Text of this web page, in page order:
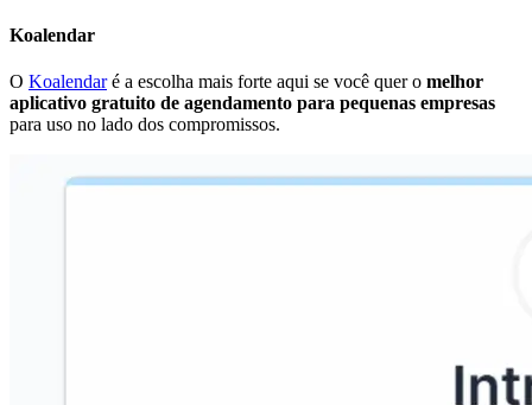
Koalendar
O Koalendaré a escolha mais forte aqui se você quer o melhor
aplicativo gratuito de agendamento para pequenas empresas
para uso no lado dos compromissos.